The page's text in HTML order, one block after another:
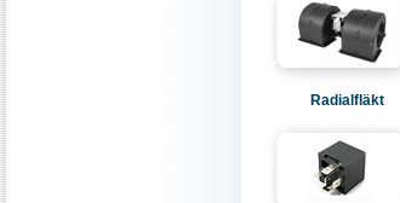
Radialfläkt